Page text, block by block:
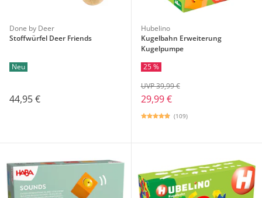
Done by Deer
Stoffwürfel Deer Friends
Neu
44,95 €
Hubelino
Kugelbahn Erweiterung
Kugelpumpe
25 %
29,99 €
UVP 39,99 €
(109)